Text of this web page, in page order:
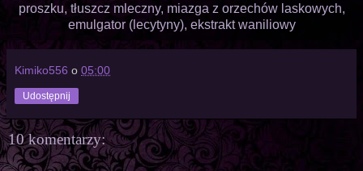
proszku, tłuszcz mleczny, miazga z orzechów laskowych,
emulgator (lecytyny), ekstrakt waniliowy
Kimiko556 o 05:00
Udostępnij
10 komentarzy: